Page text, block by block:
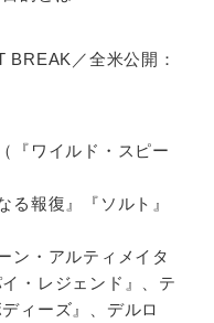
BREAK／全米公開：
『ワイルド・スピー
る報復』『ソルト』
ン・アルティメイタ
・レジェンド』、テ
ィーズ』、デルロ